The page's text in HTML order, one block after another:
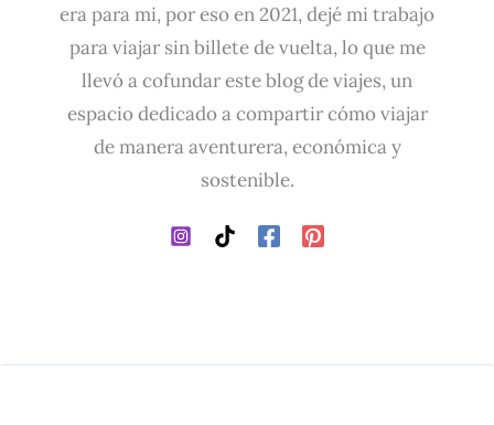
era para mi, por eso en 2021, dejé mi trabajo
para viajar sin billete de vuelta, lo que me
llevó a cofundar este blog de viajes, un
espacio dedicado a compartir cómo viajar
de manera aventurera, económica y
sostenible.